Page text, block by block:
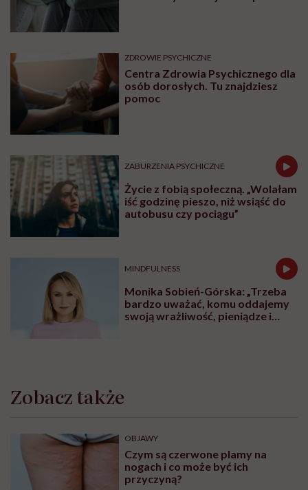
ZDROWIE PSYCHICZNE
Centra Zdrowia Psychicznego dla
osób dorosłych. Tu znajdziesz
pomoc
ZABURZENIA PSYCHICZNE
Życie z fobią społeczną. „Wolałam
iść godzinę pieszo, niż wsiąść do
autobusu czy pociągu”
MINDFULNESS
Monika Sobień-Górska: „Trzeba
bardzo uważać, komu oddajemy
swoją wrażliwość, pieniądze i
Zobacz także
OBJAWY
Czym są czerwone plamy na
nogach i co może być ich
przyczyną?